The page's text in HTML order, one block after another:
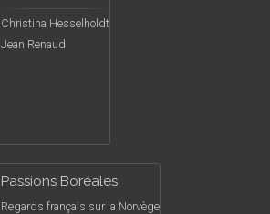
Christina Hesselholdt
Jean Renaud
Passions Boréales
Regards français sur la Norvège